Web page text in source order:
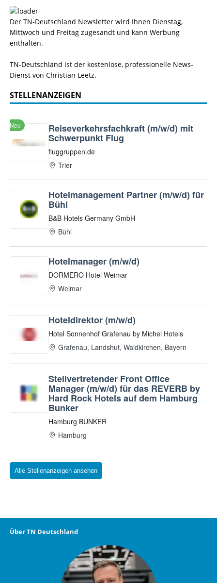
Der TN-Deutschland Newsletter wird Ihnen Dienstag,
Mittwoch und Freitag zugesandt und kann Werbung
enthalten.
TN-Deutschland ist der kostenlose, professionelle News-
Dienst von Christian Leetz.
STELLENANZEIGEN
Alle Stellenanzeigen ansehen
Über TN Deutschland